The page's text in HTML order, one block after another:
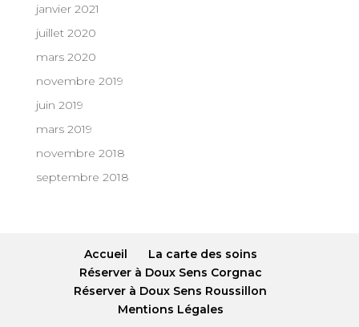
janvier 2021
juillet 2020
mars 2020
novembre 2019
juin 2019
mars 2019
novembre 2018
septembre 2018
Accueil
La carte des soins
Réserver à Doux Sens Corgnac
Réserver à Doux Sens Roussillon
Mentions Légales